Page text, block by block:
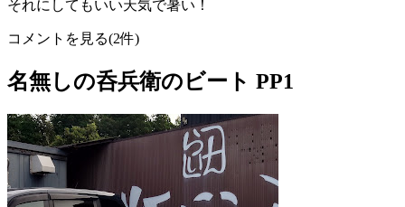
それにしてもいい天気で暑い！
コメントを見る(2件)
名無しの呑兵衛のビート PP1